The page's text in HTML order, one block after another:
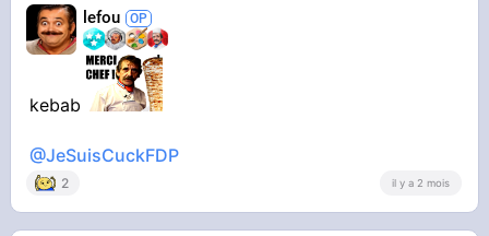
lefou
kebab
@JeSuisCuckFDP
2 il y a 2 mois